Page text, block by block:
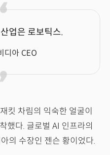
업은 로보틱스.
디아 CEO
킷 차림의 익숙한 얼굴이
했다. 글로벌 AI 인프라의
의 수장인 젠슨 황이었다.